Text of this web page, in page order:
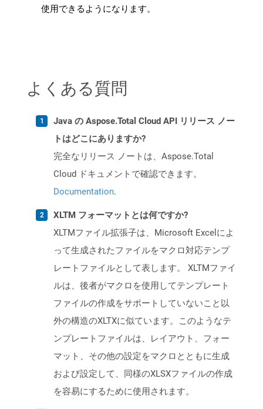
使用できるようになります。
よくある質問
Java の Aspose.Total Cloud API リリース ノー
トはどこにありますか?
完全なリリース ノートは、Aspose.Total
Cloud ドキュメントで確認できます。
Documentation.
XLTM フォーマットとは何ですか?
XLTMファイル拡張子は、Microsoft Excelによ
って生成されたファイルをマクロ対応テンプ
レートファイルとして表します。 XLTMファイ
ルは、後者がマクロを使用してテンプレート
ファイルの作成をサポートしていないこと以
外の構造のXLTXに似ています。このようなテ
ンプレートファイルは、レイアウト、フォー
マット、その他の設定をマクロとともに生成
および設定して、同様のXLSXファイルの作成
を容易にするために使用されます。